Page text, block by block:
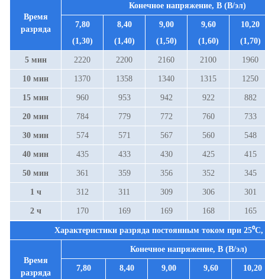
Время
разряда
Конечное напряжение, В (В/эл)
7,80
(1,30)
8,40
(1,40)
9,00
(1,50)
9,60
(1,60)
10,20
(1,70)
5 мин 2220 2200 2160 2100 1960
10 мин 1370 1358 1340 1315 1250
15 мин 960 953 942 922 882
20 мин 784 779 772 760 733
30 мин 574 571 567 560 548
40 мин 435 433 430 425 415
50 мин 361 359 356 352 345
1 ч 312 311 309 306 301
2 ч 170 169 169 168 165
Характеристики разряда постоянным током при 25⁰С,
Время
разряда
Конечное напряжение, В (В/эл)
7,80
8,40
9,00
9,60
10,20